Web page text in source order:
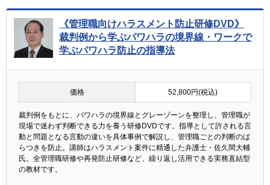
《管理職向けハラスメント防止研修DVD》
裁判例から学ぶパワハラの境界線・ワークで
学ぶパワハラ防止の指導法
価格 52,800円(税込)
裁判例をもとに、パワハラの境界線とグレーゾーンを整理し、管理職が
現場で迷わず判断できる力を養う研修DVDです。指導として許される言
動と問題となる言動の違いを具体事例で解説し、管理職ごとの判断のば
らつきを防止。講師はハラスメント案件に精通した弁護士・佐久間大輔
氏。全管理職研修や再発防止研修など、繰り返し活用できる実務直結型
の教材です。